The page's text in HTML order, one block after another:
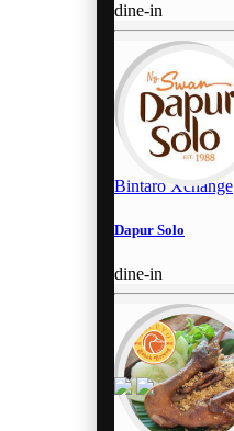
dine-in
Bintaro Xchange
Dapur Solo
dine-in